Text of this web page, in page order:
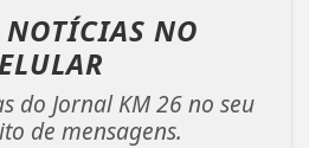
NOTÍCIAS NO
do Jornal KM 26 no seu
de mensagens.